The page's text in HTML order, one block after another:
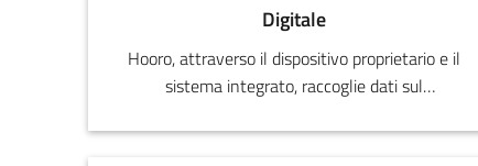
Digitale
Hooro, attraverso il dispositivo proprietario e il
sistema integrato, raccoglie dati sul
fisico e prima del check out. L' IoT invia i dati di